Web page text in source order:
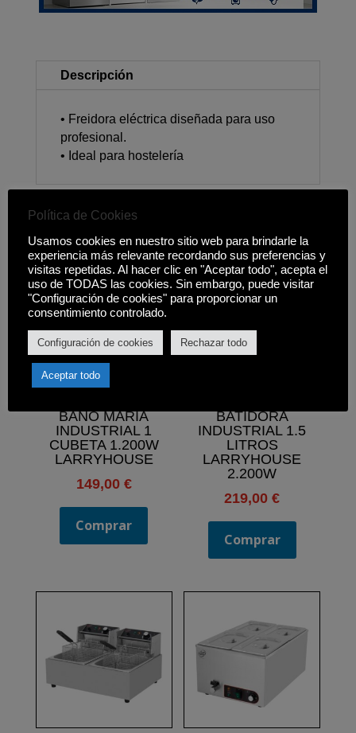
Descripción
• Freidora eléctrica diseñada para uso
profesional.
• Ideal para hostelería
Productos relacionados
BAÑO MARIA
INDUSTRIAL 1
CUBETA 1.200W
LARRYHOUSE
149,00 €
Comprar
BATIDORA
INDUSTRIAL 1.5
LITROS
LARRYHOUSE
2.200W
219,00€
Comprar
Política de Cookies
Usamos cookies en nuestro sitio web para brindarle la
experiencia más relevante recordando sus preferencias y
visitas repetidas. Al hacer clic en "Aceptar todo", acepta el
uso de TODAS las cookies. Sin embargo, puede visitar
"Configuración de cookies" para proporcionar un
consentimiento controlado.
Configuración de cookies Rechazar todo
Aceptar todo